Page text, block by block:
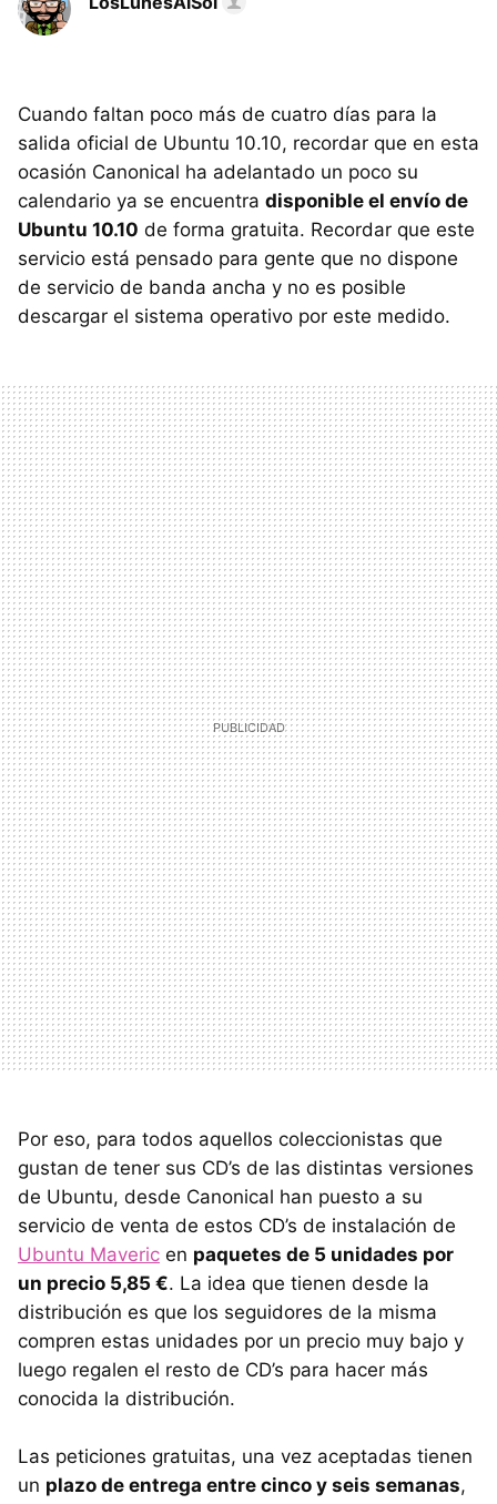
Cuando faltan poco más de cuatro días para la
salida oficial de Ubuntu 10.10, recordar que en esta
ocasión Canonical ha adelantado un poco su
calendario ya se encuentra disponible el envío de
Ubuntu 10.10 de forma gratuita. Recordar que este
servicio está pensado para gente que no dispone
de servicio de banda ancha y no es posible
descargar el sistema operativo por este medido.
Por eso, para todos aquellos coleccionistas que
gustan de tener sus CD’s de las distintas versiones
de Ubuntu, desde Canonical han puesto a su
servicio de venta de estos CD’s de instalación de
Ubuntu Maveric en paquetes de 5 unidades por
un precio 5,85 €. La idea que tienen desde la
distribución es que los seguidores de la misma
compren estas unidades por un precio muy bajo y
luego regalen el resto de CD’s para hacer más
conocida la distribución.
Las peticiones gratuitas, una vez aceptadas tienen
un plazo de entrega entre cinco y seis semanas,